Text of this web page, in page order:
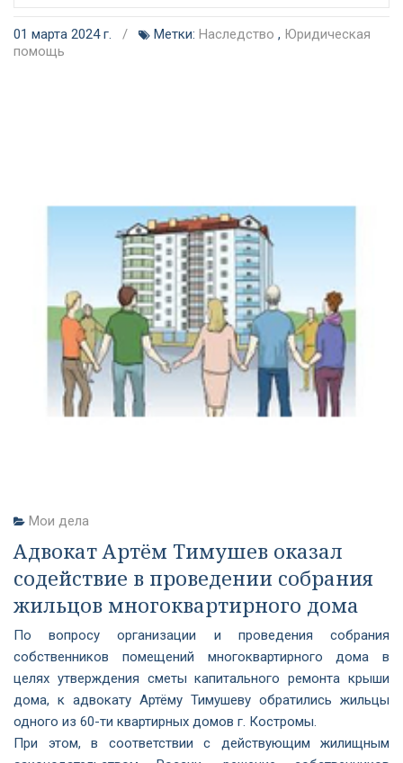
01 марта 2024 г. / Метки: Наследство , Юридическая
помощь
Мои дела
Адвокат Артём Тимушев оказал
содействие в проведении собрания
жильцов многоквартирного дома
По вопросу организации и проведения собрания
собственников помещений многоквартирного дома в
целях утверждения сметы капитального ремонта крыши
дома, к адвокату Артёму Тимушеву обратились жильцы
одного из 60-ти квартирных домов г. Костромы.
При этом, в соответствии с действующим жилищным